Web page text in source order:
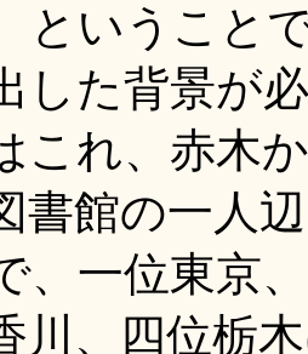
ということ
した背景が
れ、赤木
書館の一人
、一位東京
川、四位栃